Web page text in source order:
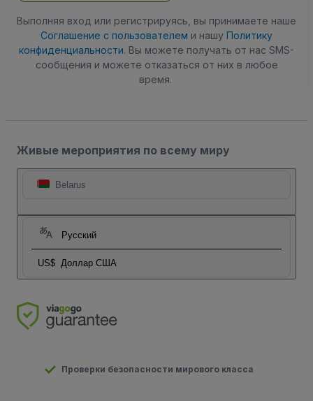
Выполняя вход или регистрируясь, вы принимаете наше
Соглашение с пользователем и нашу Политику
конфиденциальности. Вы можете получать от нас SMS-
сообщения и можете отказаться от них в любое
время.
Живые мероприятия по всему миру
Belarus
Русский
US$ Доллар США
Проверки безопасности мирового класса